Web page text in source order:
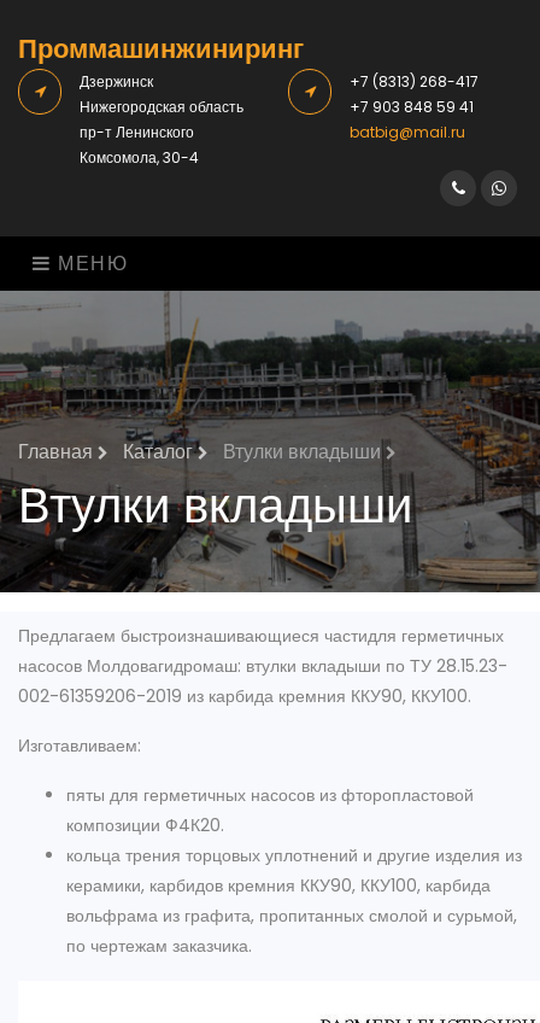
Проммашинжиниринг
Дзержинск
Нижегородская область
пр-т Ленинского
Комсомола, 30-4
+7 (8313) 268-417
+7 903 848 59 41
batbig@mail.ru
Viber
МЕНЮ
Главная Каталог Втулки вкладыши
Втулки вкладыши
Предлагаем быстроизнашивающиеся частидля герметичных
насосов Молдовагидромаш: втулки вкладыши по ТУ 28.15.23-
002-61359206-2019 из карбида кремния ККУ90, ККУ100.
Изготавливаем:
пяты для герметичных насосов из фторопластовой
композиции Ф4К20.
кольца трения торцовых уплотнений и другие изделия из
керамики, карбидов кремния ККУ90, ККУ100, карбида
вольфрама из графита, пропитанных смолой и сурьмой,
по чертежам заказчика.